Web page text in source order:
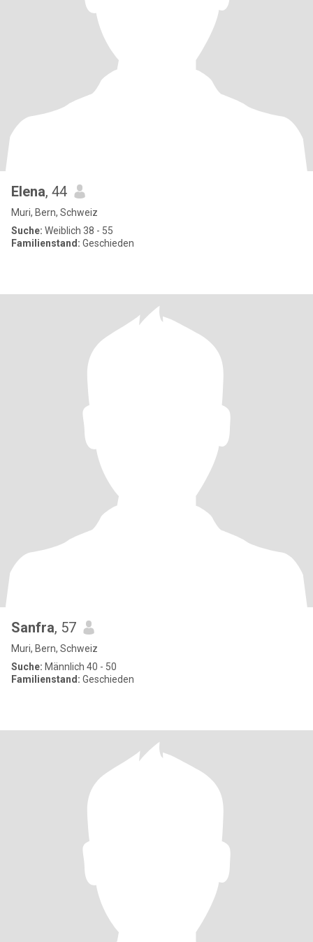
Elena, 44
Muri, Bern, Schweiz
Suche: Weiblich 38 - 55
Familienstand: Geschieden
Sanfra, 57
Muri, Bern, Schweiz
Suche: Männlich 40 - 50
Familienstand: Geschieden